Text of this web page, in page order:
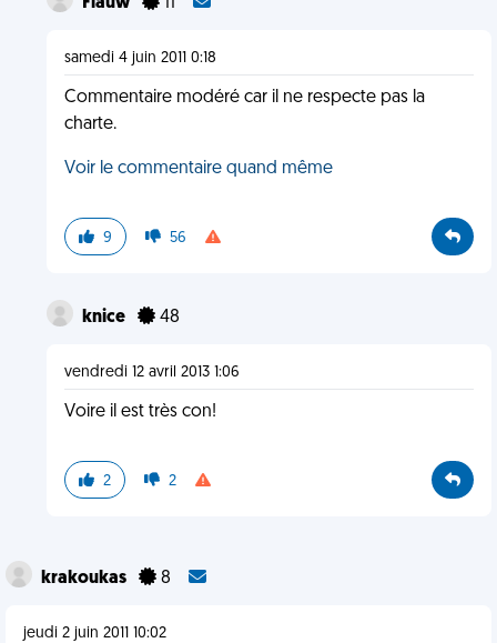
samedi 4 juin 2011 0:18
Commentaire modéré car il ne respecte pas la
charte.
Voir le commentaire quand même
9 56
knice 48
vendredi 12 avril 2013 1:06
Voire il est très con!
2 2
krakoukas 8
jeudi 2 juin 2011 10:02